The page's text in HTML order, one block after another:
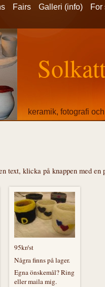
Fairs Galleri (info) For
keramik, fotografi
text, klicka på knappen med
95kr/st
Några finns på lager.
Egna önskemål? Ring
eller maila mig.